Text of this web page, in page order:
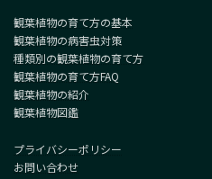
観葉植物の育て方の基本
観葉植物の病害虫対策
種類別の観葉植物の育て方
観葉植物の育て方FAQ
観葉植物の紹介
観葉植物図鑑
プライバシーポリシー
お問い合わせ